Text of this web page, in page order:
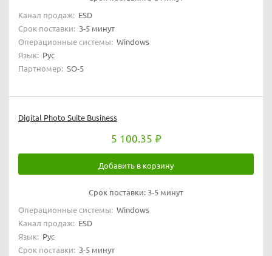
Канал продаж: ESD
Срок поставки: 3-5 минут
Операционные системы: Windows
Язык: Рус
Партномер: SO-5
Digital Photo Suite Business
5 100.35
Добавить в корзину
Срок поставки: 3-5 минут
Операционные системы: Windows
Канал продаж: ESD
Язык: Рус
Срок поставки: 3-5 минут